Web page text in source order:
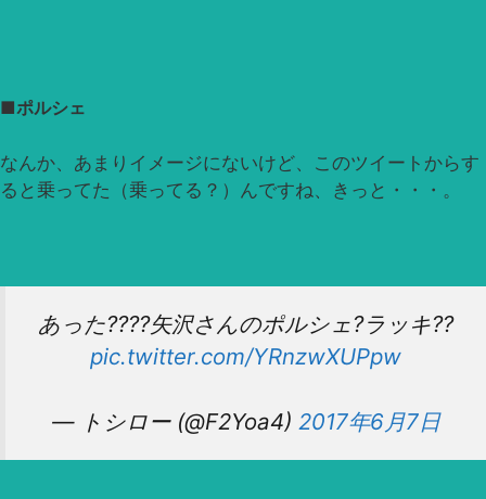
■ポルシェ
なんか、あまりイメージにないけど、このツイートからす
ると乗ってた（乗ってる？）んですね、きっと・・・。
あった????矢沢さんのポルシェ?ラッキ??
pic.twitter.com/YRnzwXUPpw
— トシロー (@F2Yoa4) 2017年6月7日